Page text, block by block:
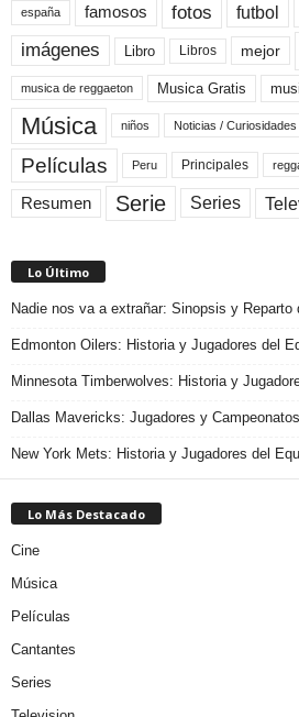
españa famosos fotos futbol
imágenes Libro Libros mejor
musica de reggaeton Musica Gratis
Música niños Noticias / Curiosidades
Películas Peru Principales
Resumen Serie Series
Lo Último
Nadie nos va a extrañar: Sinopsis y Reparto
Edmonton Oilers: Historia y Jugadores del
Minnesota Timberwolves: Historia y
Dallas Mavericks: Jugadores y Campeonatos
New York Mets: Historia y Jugadores del
Lo Más Destacado
Cine
Música
Películas
Cantantes
Series